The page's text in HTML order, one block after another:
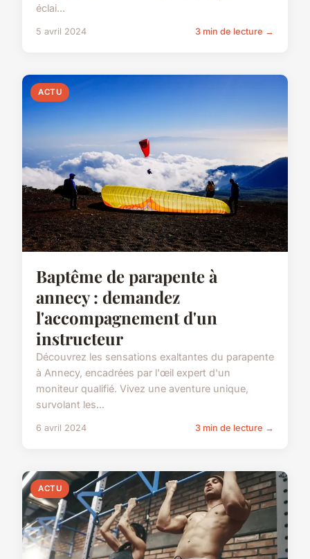
éclai...
5 avril 2024 3 min de lecture →
ACTU
Baptême de parapente à
annecy : demandez
l'accompagnement d'un
instructeur
Découvrez les sensations exaltantes du parapente
à Annecy, encadrées par l'œil expert d'un
moniteur qualifié. Vivez une aventure unique,
survolant les...
6 avril 2024 3 min de lecture →
ACTU